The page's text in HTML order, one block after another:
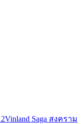
2Vinland Saga สงคราม